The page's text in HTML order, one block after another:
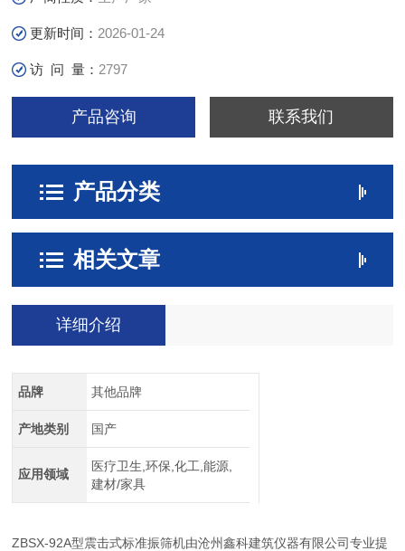
更新时间： 2026-01-24
访 问 量： 2797
产品咨询 联系我们
产品分类
相关文章
详细介绍
品牌 其他品牌
产地类别 国产
应用领域
医疗卫生,环保,化工,能源,
建材/家具
ZBSX-92A型震击式标准振筛机由沧州鑫科建筑仪器有限公司专业提